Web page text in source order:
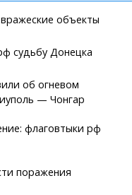
объекты
судьбу Донецка
об огневом
— Чонгар
флаговтыки рф
поражения